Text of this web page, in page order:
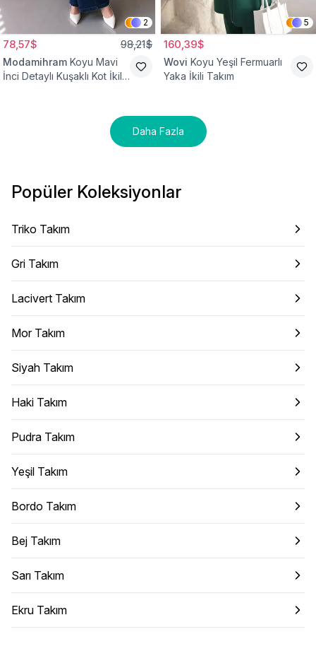
2
78,57$ 98,21$
Modamihram Koyu Mavi
İnci Detaylı Kuşaklı Kot İkili
5
160,39$
Wovi Koyu Yeşil Fermuarlı
Yaka İkili Takım
Daha Fazla
Popüler Koleksiyonlar
Triko Takım
Gri Takım
Lacivert Takım
Mor Takım
Siyah Takım
Haki Takım
Pudra Takım
Yeşil Takım
Bordo Takım
Bej Takım
Sarı Takım
Ekru Takım